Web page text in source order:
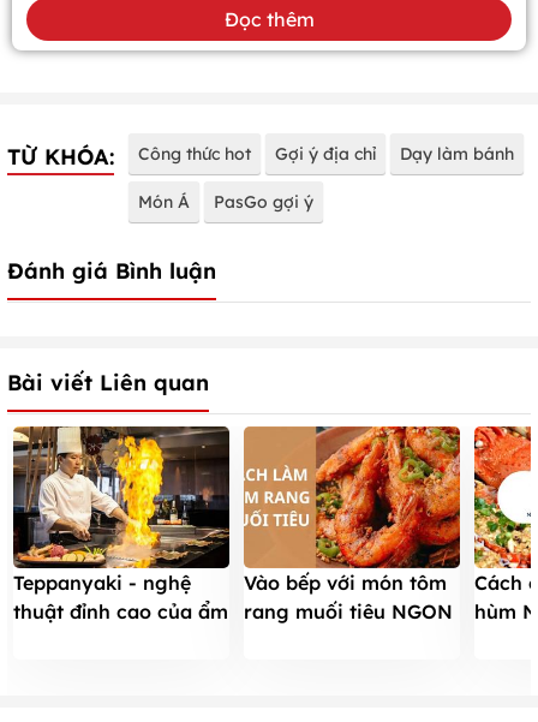
Đọc thêm
TỪ KHÓA: Công thức hot Gợi ý địa chỉ Dạy làm bánh
Món Á PasGo gợi ý
Đánh giá Bình luận
Bài viết Liên quan
Teppanyaki - nghệ
thuật đỉnh cao của ẩm
Vào bếp với món tôm
rang muối tiêu NGON
Cách
hùm